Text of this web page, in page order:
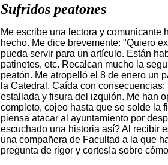
Sufridos peatones
Me escribe una lectora y comunicante
hecho. Me dice brevemente: "Quiero
pueda servir para un artículo. Están
patinetes, etc. Recalcan mucho la
peatón. Me atropelló el 8 de enero un
la Catedral. Caída con
estallada y fisura del izquión. Me han
completo, cojeo hasta que se solde la
piensa atacar al ayuntamiento por
escuchado una historia así? Al recibir
una compañera de Facultad a la que
pregunta de rigor y cortesía sobre